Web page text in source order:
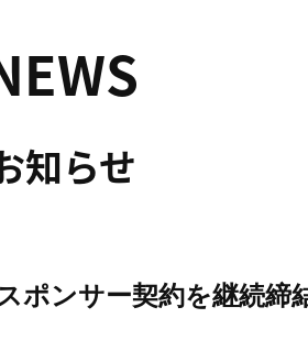
知らせ
ポンサー契約を継続締